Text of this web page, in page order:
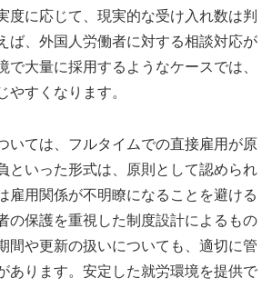
度に応じて、現実的な受け入れ数は判
ば、外国人労働者に対する相談対応が
で大量に採用するようなケースでは、
やすくなります。
いては、フルタイムでの直接雇用が原
といった形式は、原則として認められ
雇用関係が不明瞭になることを避ける
の保護を重視した制度設計によるもの
間や更新の扱いについても、適切に管
あります。安定した就労環境を提供で